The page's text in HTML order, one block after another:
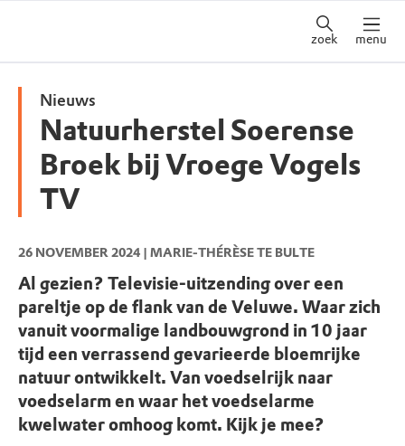
zoek menu
Nieuws
Natuurherstel Soerense
Broek bij Vroege Vogels
TV
26 NOVEMBER 2024 | MARIE-THÉRÈSE TE BULTE
Al gezien? Televisie-uitzending over een
pareltje op de flank van de Veluwe. Waar zich
vanuit voormalige landbouwgrond in 10 jaar
tijd een verrassend gevarieerde bloemrijke
natuur ontwikkelt. Van voedselrijk naar
voedselarm en waar het voedselarme
kwelwater omhoog komt. Kijk je mee?